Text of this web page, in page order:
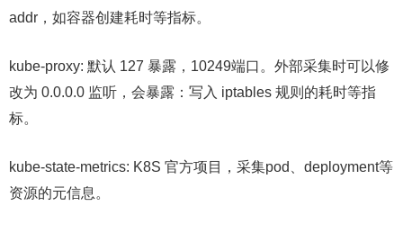
addr，如容器创建耗时等指标。
kube-proxy: 默认 127 暴露，10249端口。外部采集时可以修
改为 0.0.0.0 监听，会暴露：写入 iptables 规则的耗时等指
标。
kube-state-metrics: K8S 官方项目，采集pod、deployment等
资源的元信息。